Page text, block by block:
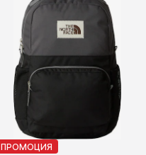
ПРОМОЦИЯ